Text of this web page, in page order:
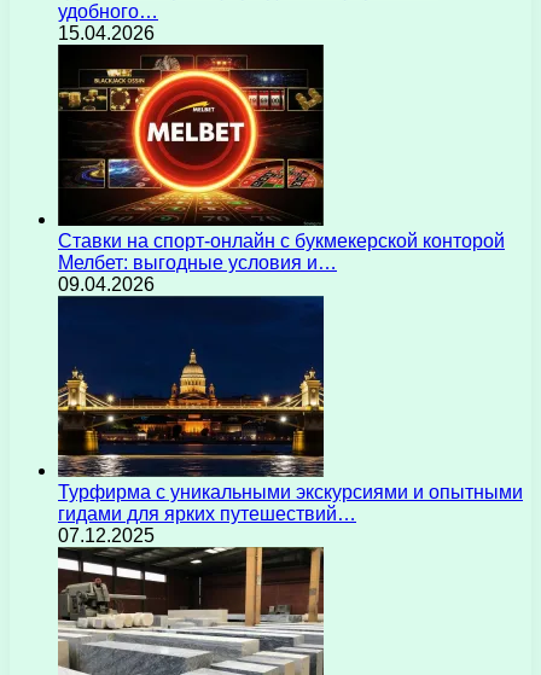
удобного…
15.04.2026
Ставки на спорт-онлайн с букмекерской конторой
Мелбет: выгодные условия и…
09.04.2026
Турфирма с уникальными экскурсиями и опытными
гидами для ярких путешествий…
07.12.2025